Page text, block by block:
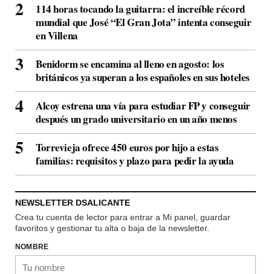
114 horas tocando la guitarra: el increíble récord
mundial que José “El Gran Jota” intenta conseguir
en Villena
Benidorm se encamina al lleno en agosto: los
británicos ya superan a los españoles en sus hoteles
Alcoy estrena una vía para estudiar FP y conseguir
después un grado universitario en un año menos
Torrevieja ofrece 450 euros por hijo a estas
familias: requisitos y plazo para pedir la ayuda
NEWSLETTER DSALICANTE
Crea tu cuenta de lector para entrar a Mi panel, guardar
favoritos y gestionar tu alta o baja de la newsletter.
NOMBRE